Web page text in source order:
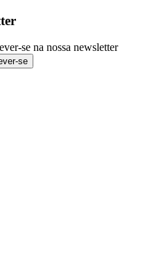
se na nossa newsletter
se